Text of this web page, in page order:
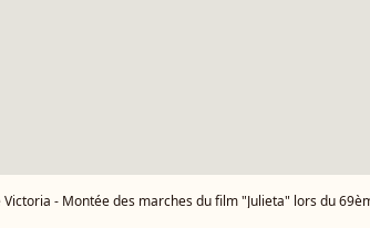
des marches du film "Julieta" lors du 69ème Festival International du Film de